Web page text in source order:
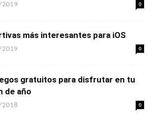
0
más interesantes para iOS
0
gratuitos para disfrutar en tu
de año
0